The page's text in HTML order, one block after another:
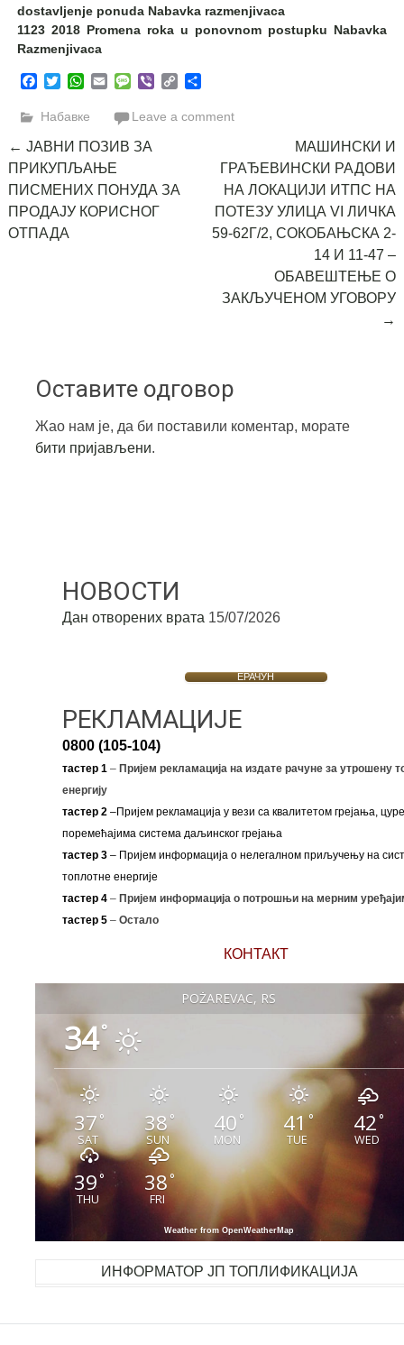
dostavljenje ponuda Nabаvka razmenjivaca
1123 2018 Promena roka u ponovnom postupku Nabavka
Razmenjivaca
Facebook
TwitterWhatsApp
EmailMessage
ViberCopy
Набавке Leave a comment
Post
navigation
← ЈАВНИ ПОЗИВ ЗА
ПРИКУПЉАЊЕ
ПИСМЕНИХ ПОНУДА ЗА
ПРОДАЈУ КОРИСНОГ
ОТПАДА
МАШИНСКИ И
ГРАЂЕВИНСКИ РАДОВИ
НА ЛОКАЦИЈИ ИТПС НА
ПОТЕЗУ УЛИЦА VI ЛИЧКА
59-62Г/2, СОКОБАЊСКА 2-
14 И 11-47 –
ОБАВЕШТЕЊЕ О
ЗАКЉУЧЕНОМ УГОВОРУ
→
Оставите одговор
Жао нам је, да би поставили коментар, морате
бити пријављени.
НОВОСТИ
Дан отворених врата 15/07/2026
ЕРАЧУН
РЕКЛАМАЦИЈЕ
0800 (105-104)
тастер 1–Пријем рекламација на издате рачуне за утрошену
енергију
тастер 2–Пријем рекламација у вези са квалитетом грејања,
поремећајима система даљинског грејања
тастер 3– Пријем информација о нелегалном приључењу на
топлотне енергије
тастер 4 – Пријем информација о потрошњи на мерним
тастер 5 – Остало
КОНТАКТ
POŽAREVAC, RS
34°
37°
SAT
38°
SUN
40 °
MON
41°
TUE
42°
WED
39°
THU
38°
FRI
Weather from OpenWeatherMap
ИНФОРМАТОР ЈП ТОПЛИФИКАЦИЈА